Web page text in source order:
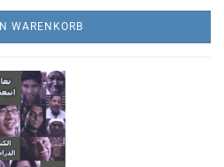
WARENKORB